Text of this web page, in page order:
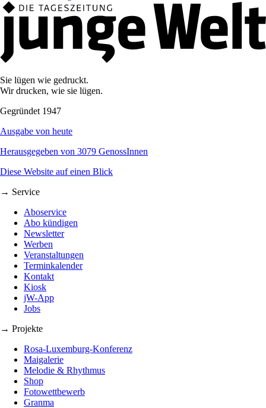
Sie lügen wie gedruckt.
Wir drucken, wie sie lügen.
Gegründet 1947
Ausgabe von heute
Herausgegeben von 3079 GenossInnen
Diese Website auf einen Blick
→ Service
Aboservice
Abo kündigen
Newsletter
Werben
Veranstaltungen
Terminkalender
Kontakt
Kiosk
jW-App
Jobs
→ Projekte
Rosa-Luxemburg-Konferenz
Maigalerie
Melodie & Rhythmus
Shop
Fotowettbewerb
Granma